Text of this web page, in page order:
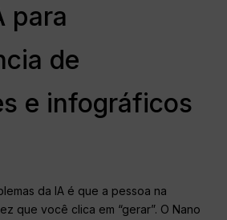
para
de
e infográficos
da IA é que a pessoa na
que você clica em “gerar”. O Nano